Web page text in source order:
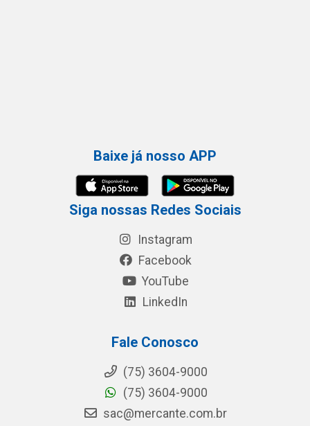
Baixe já nosso APP
Siga nossas Redes Sociais
Instagram
Facebook
YouTube
LinkedIn
Fale Conosco
(75) 3604-9000
(75) 3604-9000
sac@mercante.com.br